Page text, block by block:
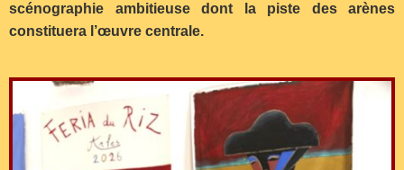
scénographie ambitieuse dont la piste des arènes
constituera l’œuvre centrale.